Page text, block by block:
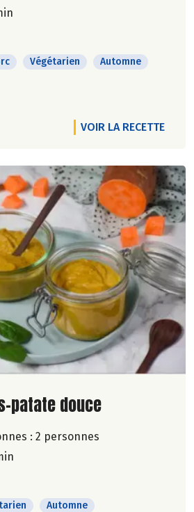
Végétarien
Automne
VOIR LA RECETTE
la recette
patate douce
: 2 personnes
Automne